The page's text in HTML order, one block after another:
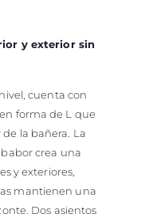
y exterior sin
cuenta con
forma de L que
la bañera. La
crea una
y exteriores,
mantienen una
Dos asientos